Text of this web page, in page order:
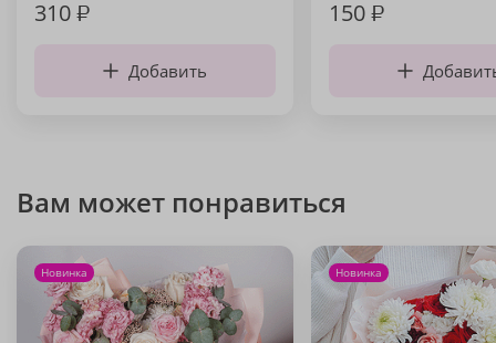
310₽
Добавить
150₽
Вам может понравиться
Новинка Новинка